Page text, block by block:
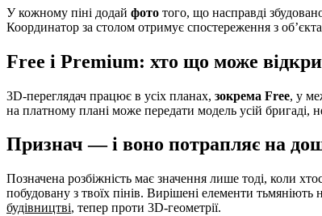
У кожному піні додай фото того, що насправді
Координатор за столом отримує спостереження з
Free і Premium: хто що може
3D-переглядач працює в усіх планах, зокрема Free, у
на платному плані може передати модель усій
Признач — і воно потрапляє на
Позначена розбіжність має значення лише тоді, коли
побудовану з твоїх пінів. Вирішені елементи
будівництві, тепер проти 3D-геометрії.